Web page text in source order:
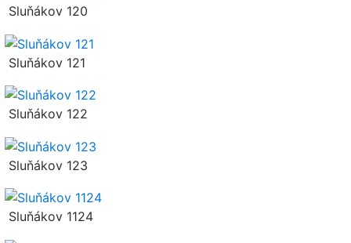
Sluňákov 120
Sluňákov 121
Sluňákov 122
Sluňákov 123
Sluňákov 1124